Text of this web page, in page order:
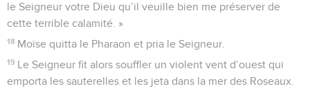
le Seigneur votre Dieu qu’il veuille bien me préserver de
cette terrible calamité. »
18 Moïse quitta le Pharaon et pria le Seigneur.
19 Le Seigneur fit alors souffler un violent vent d’ouest qui
emporta les sauterelles et les jeta dans la mer des Roseaux.